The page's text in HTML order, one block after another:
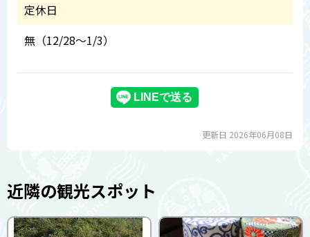
定休日
無（12/28～1/3）
更新日 2026年06月08日
近隣の観光スポット